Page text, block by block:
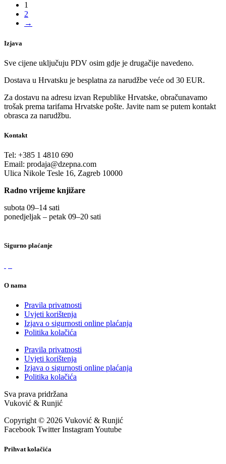
1
2
→
Izjava
Sve cijene uključuju PDV osim gdje je drugačije navedeno.
Dostava u Hrvatsku je besplatna za narudžbe veće od 30 EUR.
Za dostavu na adresu izvan Republike Hrvatske, obračunavamo
trošak prema tarifama Hrvatske pošte. Javite nam se putem kontakt
obrasca za narudžbu.
Kontakt
Tel: +385 1 4810 690
Email: prodaja@dzepna.com
Ulica Nikole Tesle 16, Zagreb 10000
Radno vrijeme knjižare
subota 09–14 sati
ponedjeljak – petak 09–20 sati
Sigurno plaćanje
O nama
Pravila privatnosti
Uvjeti korištenja
Izjava o sigurnosti online plaćanja
Politika kolačića
Pravila privatnosti
Uvjeti korištenja
Izjava o sigurnosti online plaćanja
Politika kolačića
Sva prava pridržana
Vuković & Runjić
Copyright © 2026 Vuković & Runjić
Facebook Twitter InstagramYoutube
Prihvat kolačića